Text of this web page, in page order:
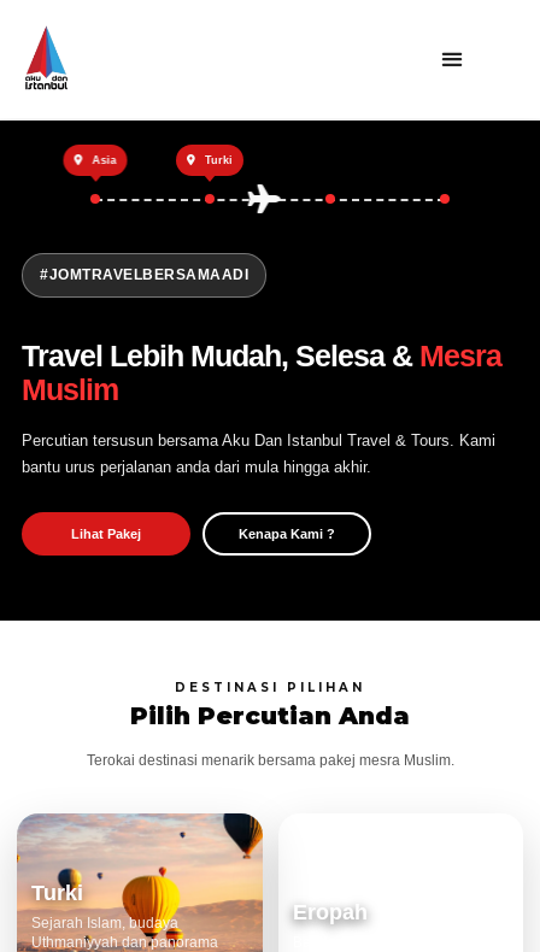
Utama
Private Trip
Open Trip
Tentang Kami
Hubungi Kami
Asia Turki
#JOMTRAVELBERSAMAADI
Travel Lebih Mudah, Selesa & Mesra
Muslim
Percutian tersusun bersama Aku Dan Istanbul Travel & Tours. Kami
bantu urus perjalanan anda dari mula hingga akhir.
Lihat Pakej Kenapa Kami ?
DESTINASI PILIHAN
Pilih Percutian Anda
Terokai destinasi menarik bersama pakej mesra Muslim.
Turki
Sejarah Islam, budaya
Uthmaniyyah dan panorama
Eropah